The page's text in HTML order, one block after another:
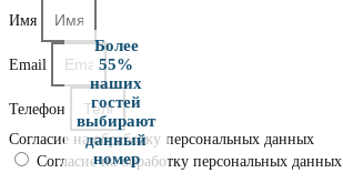
Более
55%
наших
гостей
выбирают
данный
номер
Имя
Email
Телефон
Согласие на обработку персональных данных
Согласие на обработку персональных данных